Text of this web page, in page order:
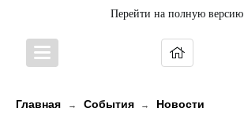
Перейти на полную версию
Главная → События → Новости